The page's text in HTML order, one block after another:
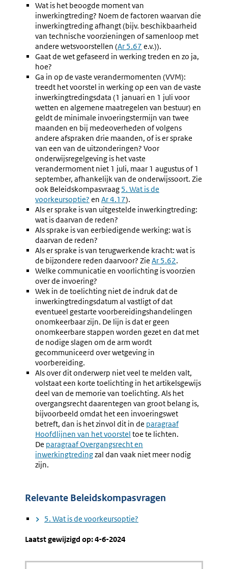
Wat is het beoogde moment van
inwerkingtreding? Noem de factoren waarvan die
inwerkingtreding afhangt (bijv. beschikbaarheid
van technische voorzieningen of samenloop met
andere wetsvoorstellen (Ar 5.67 e.v.)).
Gaat de wet gefaseerd in werking treden en zo ja,
hoe?
Ga in op de vaste verandermomenten (VVM):
treedt het voorstel in werking op een van de vaste
inwerkingtredingsdata (1 januari en 1 juli voor
wetten en algemene maatregelen van bestuur) en
geldt de minimale invoeringstermijn van twee
maanden en bij medeoverheden of volgens
andere afspraken drie maanden, of is er sprake
van een van de uitzonderingen? Voor
onderwijsregelgeving is het vaste
verandermoment niet 1 juli, maar 1 augustus of 1
september, afhankelijk van de onderwijssoort. Zie
ook Beleidskompasvraag 5. Wat is de
voorkeursoptie? en Ar 4.17).
Als er sprake is van uitgestelde inwerkingtreding:
wat is daarvan de reden?
Als sprake is van eerbiedigende werking: wat is
daarvan de reden?
Als er sprake is van terugwerkende kracht: wat is
de bijzondere reden daarvoor? Zie Ar 5.62.
Welke communicatie en voorlichting is voorzien
over de invoering?
Wek in de toelichting niet de indruk dat de
inwerkingtredingsdatum al vastligt of dat
eventueel gestarte voorbereidingshandelingen
onomkeerbaar zijn. De lijn is dat er geen
onomkeerbare stappen worden gezet en dat met
de nodige slagen om de arm wordt
gecommuniceerd over wetgeving in
voorbereiding.
Als over dit onderwerp niet veel te melden valt,
volstaat een korte toelichting in het artikelsgewijs
deel van de memorie van toelichting. Als het
overgangsrecht daarentegen van groot belang is,
bijvoorbeeld omdat het een invoeringswet
betreft, dan is het zinvol dit in de paragraaf
Hoofdlijnen van het voorstel toe te lichten.
De paragraaf Overgangsrecht en
inwerkingtredingzal dan vaak niet meer nodig
zijn.
Relevante Beleidskompasvragen
5. Wat is de voorkeursoptie?
Laatst gewijzigd op: 4-6-2024